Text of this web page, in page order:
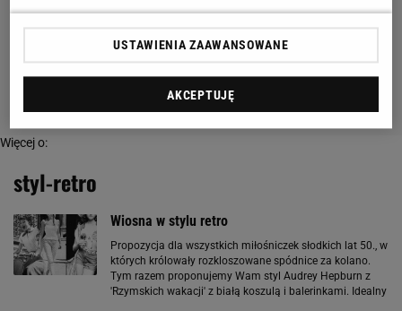
Więcej o:
styl-retro
Wiosna w stylu retro
Propozycja dla wszystkich miłośniczek słodkich lat 50., w
których królowały rozkloszowane spódnice za kolano.
Tym razem proponujemy Wam styl Audrey Hepburn z
'Rzymskich wakacji' z białą koszulą i balerinkami. Idealny
USTAWIENIA ZAAWANSOWANE
AKCEPTUJĘ